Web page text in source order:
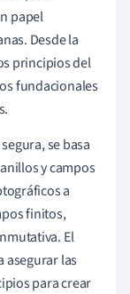
papel
Desde la
principios del
fundacionales
se basa
y campos
a
finitos,
El
asegurar las
para crear